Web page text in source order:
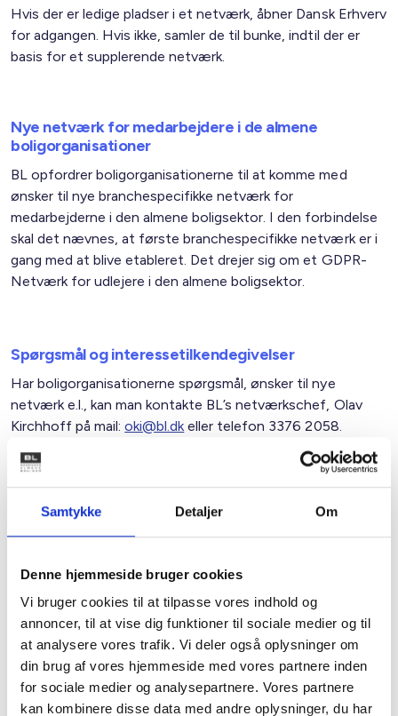
Samtykke Detaljer Om
Denne hjemmeside bruger cookies
Vi bruger cookies til at tilpasse vores indhold og
annoncer, til at vise dig funktioner til sociale medier og til
at analysere vores trafik. Vi deler også oplysninger om
din brug af vores hjemmeside med vores partnere inden
for sociale medier og analysepartnere. Vores partnere
kan kombinere disse data med andre oplysninger, du har
Hvis der er ledige pladser i et netværk, åbner Dansk Erhverv
for adgangen. Hvis ikke, samler de til bunke, indtil der er
basis for et supplerende netværk.
Nye netværk for medarbejdere i de almene
boligorganisationer
BL opfordrer boligorganisationerne til at komme med
ønsker til nye branchespecifikke netværk for
medarbejderne i den almene boligsektor. I den forbindelse
skal det nævnes, at første branchespecifikke netværk er i
gang med at blive etableret. Det drejer sig om et GDPR-
Netværk for udlejere i den almene boligsektor.
Spørgsmål og interessetilkendegivelser
Har boligorganisationerne spørgsmål, ønsker til nye
netværk e.l., kan man kontakte BL’s netværkschef, Olav
Kirchhoff på mail:oki@bl.dkeller telefon 3376 2058.
Henvendelser om GDPR-Netværk for udlejere i den
Steen Petersen på mail:
spe@bl.dk
eller telefon: 3376
Med venlig hilsen
Bent Madsen / Olav Kirchhoff